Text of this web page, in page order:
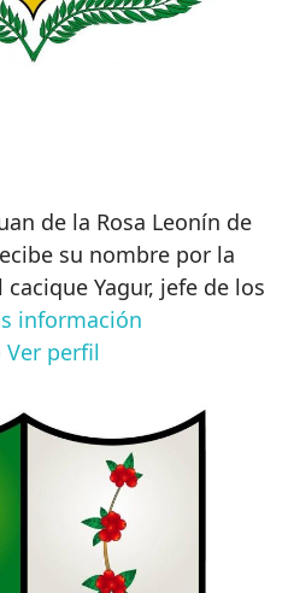
de la Rosa Leonín de
su nombre por la
Yagur, jefe de los
información
Ver perfil